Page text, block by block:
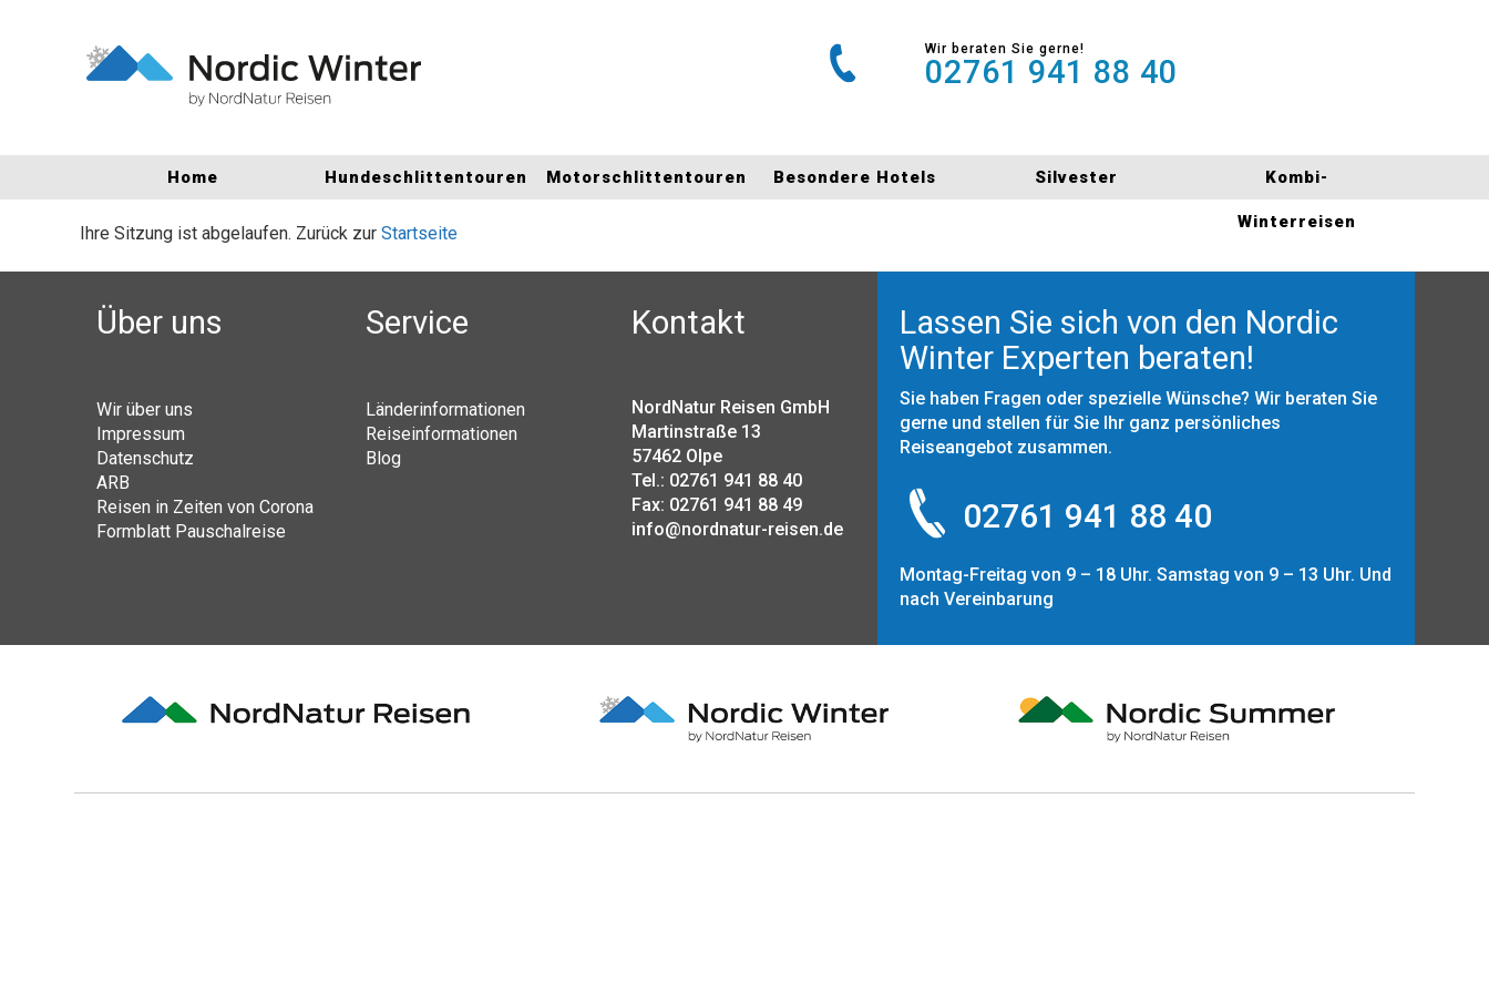
Wir beraten Sie gerne!
02761 941 88 40
Home Hundeschlittentouren Motorschlittentouren Besondere Hotels Silvester Kombi-
Winterreisen
Ihre Sitzung ist abgelaufen. Zurück zur Startseite
Über uns
Wir über uns
Impressum
Datenschutz
ARB
Reisen in Zeiten von Corona
Formblatt Pauschalreise
Service
Länderinformationen
Reiseinformationen
Blog
Kontakt
NordNatur Reisen GmbH
Martinstraße 13
57462 Olpe
Tel.: 02761 941 88 40
Fax: 02761 941 88 49
info@nordnatur-reisen.de
Lassen Sie sich von den Nordic
Winter Experten beraten!
Sie haben Fragen oder spezielle Wünsche? Wir beraten Sie
gerne und stellen für Sie Ihr ganz persönliches
Reiseangebot zusammen.
02761 941 88 40
Montag-Freitag von 9 – 18 Uhr. Samstag von 9 – 13 Uhr. Und
nach Vereinbarung